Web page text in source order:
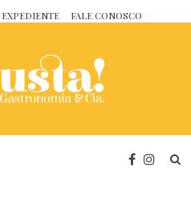
EXPEDIENTE FALE CONOSCO